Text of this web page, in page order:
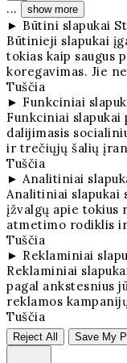
... show more
► Būtini slapukai
Būtinieji slapukai
tokias kaip saugus
koregavimas. Jie
Tuščia
► Funkciniai
Funkciniai
dalijimasis
ir trečiųjų šalių
Tuščia
► Analitiniai
Analitiniai slapukai
įžvalgų apie tokius
atmetimo rodiklis
Tuščia
► Reklaminiai
Reklaminiai
pagal ankstesnius
reklamos
Tuščia
Reject All Save My